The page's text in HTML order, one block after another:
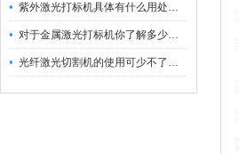
紫外激光打标机具体有什么用处呢？
对于金属激光打标机你了解多少呢？
光纤激光切割机的使用可少不了以下步骤